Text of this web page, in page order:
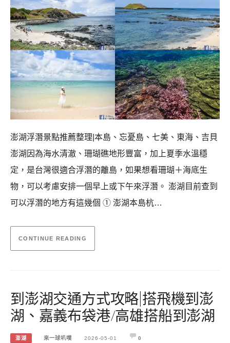
澎湖浮潛景點推薦整理|本島、忘憂島、七美、東海、吉貝
澎湖因為海水清澈、珊瑚礁地形豐富，加上夏季水溫穩
定，是台灣很適合浮潛的離島，如果想看珊瑚＋海底生
物，可以考慮安排一個早上或下午來浮潛。 澎湖目前查到
可以浮潛的地方有這幾個 ① 澎湖本島杭…
CONTINUE READING
到澎湖交通方式攻略|搭飛機到澎
湖、嘉義布袋港/高雄搭船到澎湖
澎湖 來一球叭噗 2026-05-01 0